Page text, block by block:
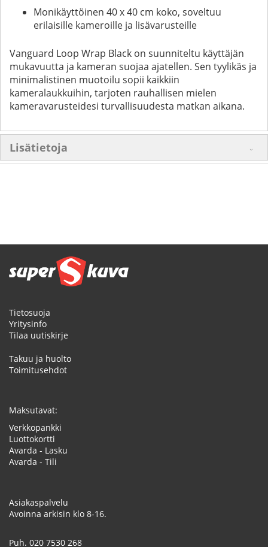
Monikäyttöinen 40 x 40 cm koko, soveltuu
erilaisille kameroille ja lisävarusteille
Vanguard Loop Wrap Black on suunniteltu käyttäjän
mukavuutta ja kameran suojaa ajatellen. Sen tyylikäs ja
minimalistinen muotoilu sopii kaikkiin
kameralaukkuihin, tarjoten rauhallisen mielen
kameravarusteidesi turvallisuudesta matkan aikana.
Lisätietoja
Tietosuoja
Yritysinfo
Tilaa uutiskirje
Takuu ja huolto
Toimitusehdot
Maksutavat:
Verkkopankki
Luottokortti
Avarda - Lasku
Avarda - Tili
Asiakaspalvelu
Avoinna arkisin klo 8-16.
Puh. 020 7530 268